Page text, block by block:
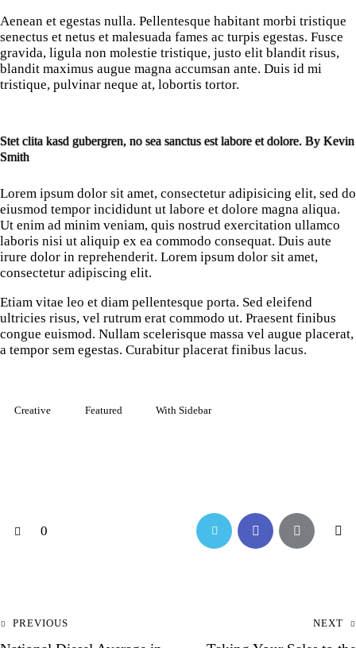
Aenean et egestas nulla. Pellentesque habitant morbi tristique
senectus et netus et malesuada fames ac turpis egestas. Fusce
gravida, ligula non molestie tristique, justo elit blandit risus,
blandit maximus augue magna accumsan ante. Duis id mi
tristique, pulvinar neque at, lobortis tortor.
Stet clita kasd gubergren, no sea sanctus est labore et dolore. By Kevin
Smith
Lorem ipsum dolor sit amet, consectetur adipisicing elit, sed do
eiusmod tempor incididunt ut labore et dolore magna aliqua.
Ut enim ad minim veniam, quis nostrud exercitation ullamco
laboris nisi ut aliquip ex ea commodo consequat. Duis aute
irure dolor in reprehenderit. Lorem ipsum dolor sit amet,
consectetur adipiscing elit.
Etiam vitae leo et diam pellentesque porta. Sed eleifend
ultricies risus, vel rutrum erat commodo ut. Praesent finibus
congue euismod. Nullam scelerisque massa vel augue placerat,
a tempor sem egestas. Curabitur placerat finibus lacus.
Creative Featured With Sidebar
0
PREVIOUS NEXT